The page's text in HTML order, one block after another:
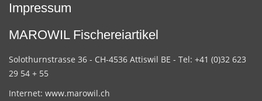
Impressum
MAROWIL Fischereiartikel
Solothurnstrasse 36 - CH-4536 Attiswil BE - Tel: +41 (0)32 623
29 54 + 55
Internet: www.marowil.ch